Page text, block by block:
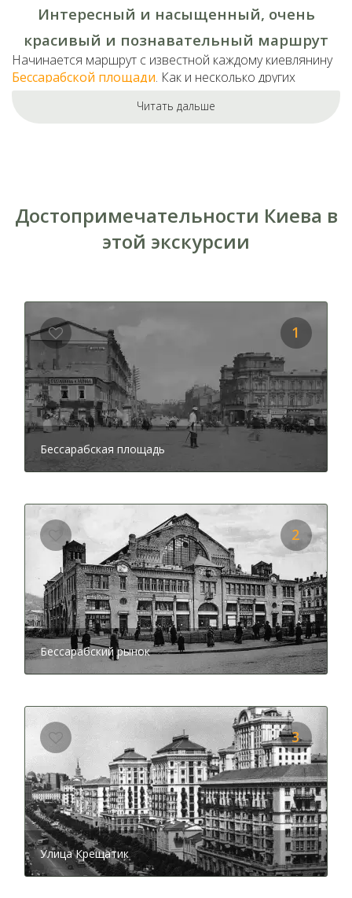
Интересный и насыщенный, очень
красивый и познавательный маршрут
Начинается маршрут с известной каждому киевлянину
Бессарабской площади. Как и несколько других
столицы – Крещатика. Чем же так популярно это место?
главной улицей Киева. Прогуливаясь по этому
историческому месту и слушая интересный аудио
рассказ, вы узнаете, кто такие бессарабы, какое
купец на месте рынка и много других интересных
фактов. Невероятно увлекательно будет сравнить
современную площадь и ее прежний облик,
просматривая старые фотографии.
Было бы в корне не верно после площади пройти
сторонойКрещатик. Это визитная карточка города,
знакомство с которой входит в топ обязательных
вещей, которые должен сделать каждый гость столицы.
Знаете ли вы, что главная артерия города очень
молода, конечно, если сравнить ее возраст с
возрастом самой столицы. А догадываетесь, что
ли вам, сколько раз менялся внешний вид улицы за всю
историю? Включайте
аудио гид для смартфонаи
получайте ответы на эти и другие вопросы!
Невозможно не заметить и здание в стиле арт-деко на
углу Крещатика и улицы Богдана Хмельницкого. Это
легендарныйЦУМ. Мало кто знает, что во время
второй мировой войны, Киевский Центральный
Универмаг был один из немногих зданий, который
уцелел на выгоревшем Крещатике. Да, здание
пострадало, но уже к концу 1950-х годов было
полностью была модернизирована. Чем еще
интересно это здание, вы узнаете из аудио экскурсии.
Хотите оказаться во французской столице, не покидая
пределов Киева? Это возможно, если вы последуете с
аудио гидом наулицу архитектора Городецкого.
Жители украинской столицы прозвали ее Киевским
Парижем за ее роскошную архитектуру. И
действительно, прогуливаясь среди прекрасных
объектов и памятников, словно переносишься в
какой-то живописный уголок французского городка.
Читать дальше
Достопримечательности Киева в
этой экскурсии
Бессарабская площадь
1
Бессарабский рынок
2
Улица Крещатик
3